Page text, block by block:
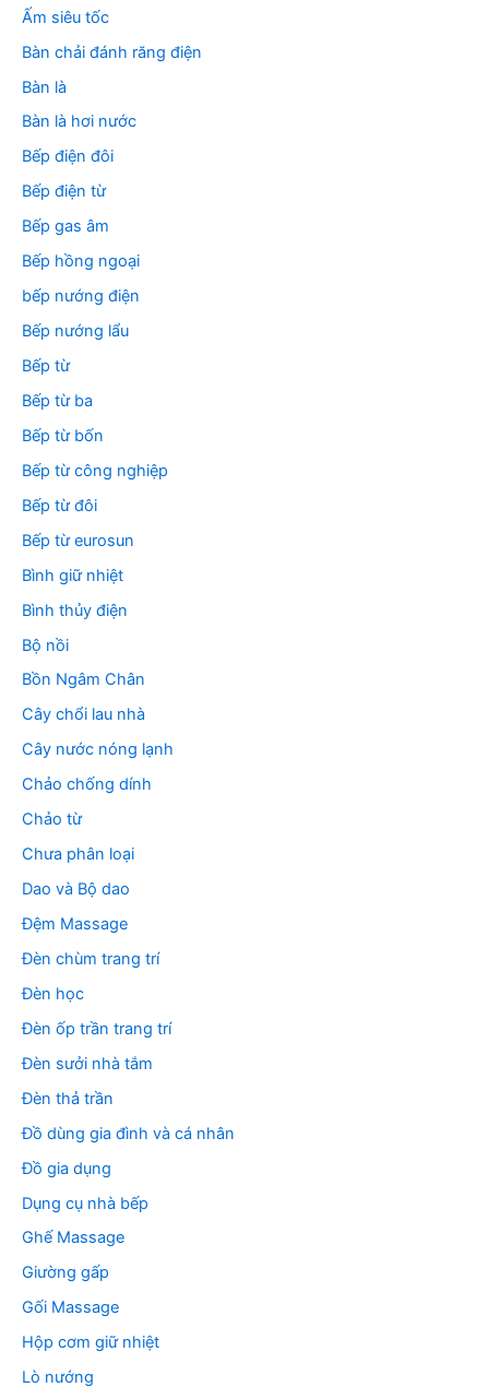
Ấm siêu tốc
Bàn chải đánh răng điện
Bàn là
Bàn là hơi nước
Bếp điện đôi
Bếp điện từ
Bếp gas âm
Bếp hồng ngoại
bếp nướng điện
Bếp nướng lẩu
Bếp từ
Bếp từ ba
Bếp từ bốn
Bếp từ công nghiệp
Bếp từ đôi
Bếp từ eurosun
Bình giữ nhiệt
Bình thủy điện
Bộ nồi
Bồn Ngâm Chân
Cây chổi lau nhà
Cây nước nóng lạnh
Chảo chống dính
Chảo từ
Chưa phân loại
Dao và Bộ dao
Đệm Massage
Đèn chùm trang trí
Đèn học
Đèn ốp trần trang trí
Đèn sưởi nhà tắm
Đèn thả trần
Đồ dùng gia đình và cá nhân
Đồ gia dụng
Dụng cụ nhà bếp
Ghế Massage
Giường gấp
Gối Massage
Hộp cơm giữ nhiệt
Lò nướng